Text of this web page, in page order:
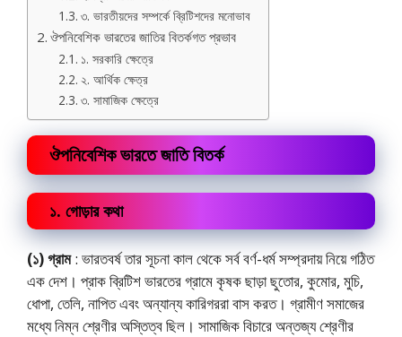
৩. ভারতীয়দের সম্পর্কে ব্রিটিশদের মনোভাব
ঔপনিবেশিক ভারতের জাতির বিতর্কগত প্রভাব
১. সরকারি ক্ষেত্রে
২. আর্থিক ক্ষেত্র
৩. সামাজিক ক্ষেত্রে
ঔপনিবেশিক ভারতে জাতি বিতর্ক
১. গোড়ার কথা
(১) গ্রাম: ভারতবর্ষ তার সূচনা কাল থেকে সর্ব বর্ণ-ধর্ম সম্প্রদায় নিয়ে গঠিত
এক দেশ। প্রাক ব্রিটিশ ভারতের গ্রামে কৃষক ছাড়া ছুতোর, কুমোর, মুচি,
ধোপা, তেলি, নাপিত এবং অন্যান্য কারিগররা বাস করত। গ্রামীণ সমাজের
মধ্যে নিম্ন শ্রেণীর অস্তিত্ব ছিল। সামাজিক বিচারে অন্তজ্য শ্রেণীর